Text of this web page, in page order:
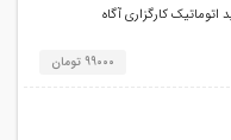
کارگزاری آگاه
99000 تومان